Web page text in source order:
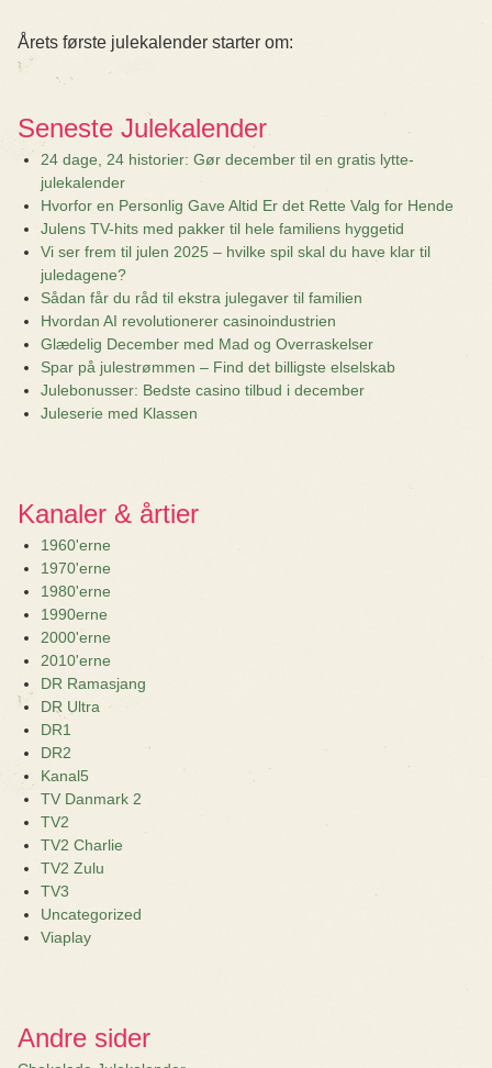
Årets første julekalender starter om:
Seneste Julekalender
24 dage, 24 historier: Gør december til en gratis lytte-
julekalender
Hvorfor en Personlig Gave Altid Er det Rette Valg for Hende
Julens TV-hits med pakker til hele familiens hyggetid
Vi ser frem til julen 2025 – hvilke spil skal du have klar til
juledagene?
Sådan får du råd til ekstra julegaver til familien
Hvordan AI revolutionerer casinoindustrien
Glædelig December med Mad og Overraskelser
Spar på julestrømmen – Find det billigste elselskab
Julebonusser: Bedste casino tilbud i december
Juleserie med Klassen
Kanaler & årtier
1960'erne
1970'erne
1980'erne
1990erne
2000'erne
2010'erne
DR Ramasjang
DR Ultra
DR1
DR2
Kanal5
TV Danmark 2
TV2
TV2 Charlie
TV2 Zulu
TV3
Uncategorized
Viaplay
Andre sider